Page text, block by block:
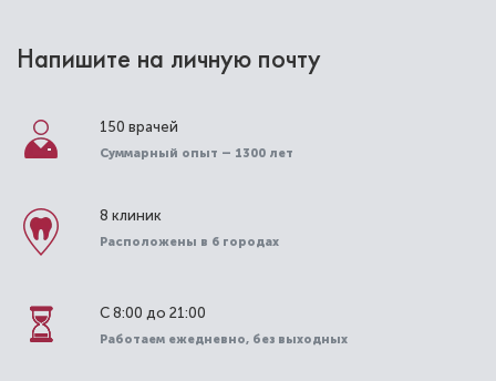
Напишите на личную почту
150 врачей
Суммарный опыт – 1300 лет
8 клиник
Расположены в 6 городах
С 8:00 до 21:00
Работаем ежедневно, без выходных